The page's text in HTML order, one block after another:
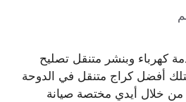
كهرباء وبنشر متنقل تصليح
أفضل كراج متنقل في الدوحة
من خلال أيدي مختصة صيانة